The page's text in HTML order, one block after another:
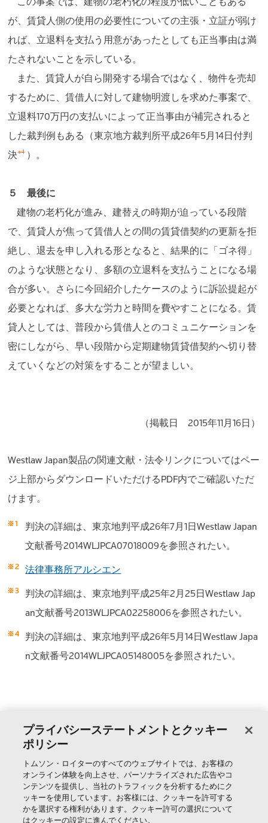
が、賃貸人側の使用の必要性についての主張・立証が弱け
れば、立退料を支払う用意があったとしても正当事由は満
たされないことを示している。
また、賃貸人が自ら開発する場合ではなく、物件を売却
するために、賃借人に対して建物明渡しを求めた事案で、
立退料170万円の支払いによって正当事由が補完されると
した裁判例もある（東京地方裁判所平成26年5月14日付判
決※4 ）。
５ 最後に
建物の老朽化が進み、建替えの時期が迫っている段階
で、賃貸人が焦って賃借人との間の賃貸借契約の更新を拒
絶し、退去を申し入れる形となると、結果的に「ゴネ得」
のような状態となり、多額の立退料を支払うことになる場
合が多い。さらに今回紹介したケースのように訴訟提起が
必要となれば、多大な労力と時間を費やすことになる。賃
貸人としては、普段から賃借人とのコミュニケーションを
密にしながら、早い段階から定期建物賃貸借契約へ切り替
えていくなどの対策をすることが望ましい。
（掲載日 2015年11月16日）
Westlaw Japan製品の関連文献・法令リンクについてはペー
ジ上部からダウンロードいただけるPDF内でご確認いただ
けます。
判決の詳細は、東京地判平成26年7月1日Westlaw Japan
文献番号2014WLJPCA07018009を参照されたい。
法律事務所アルシエン
判決の詳細は、東京地判平成25年2月25日Westlaw Jap
an文献番号2013WLJPCA02258006を参照されたい。
判決の詳細は、東京地判平成26年5月14日Westlaw Japa
n文献番号2014WLJPCA05148005を参照されたい。
判例コラムアーカイブ一覧
製品＆サービス
サポート
プライバシーステートメントとクッキー
ポリシー
トムソン・ロイターのすべてのウェブサイトでは、お客様の
オンライン体験を向上させ、パーソナライズされた広告やコ
ンテンツを提供し、当社のトラフィックを分析するためにク
ッキーを使用しています。お客様には、クッキーを許可する
かを選択する権利があります。クッキー許可の選択について
はクッキーの設定に進んでください。